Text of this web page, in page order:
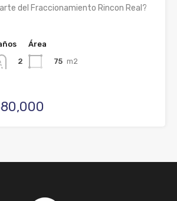
del Fraccionamiento Rincon Real?
2
Área
75 m2